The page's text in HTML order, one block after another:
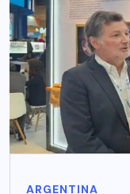
ARGENTINA